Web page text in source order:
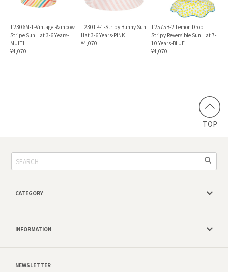
T2306M-1-Vintage Rainbow
Stripe Sun Hat 3-6 Years-
MULTI
¥4,070
T2301P-1-Stripy Bunny Sun
Hat 3-6 Years-PINK
¥4,070
T2575B-2:Lemon Drop
Stripy Reversible Sun Hat 7-
10 Years-BLUE
¥4,070
TOP
CATEGORY
INFORMATION
NEWSLETTER